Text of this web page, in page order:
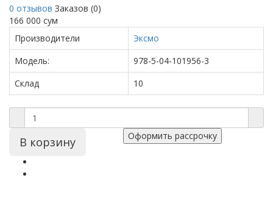
0 отзывов Заказов (0)
166 000 сум
Производители
Эксмо
Модель:
978-5-04-101956-3
Склад
10
Оформить рассрочку